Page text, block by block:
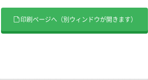
印刷ページへ（別ウィンドウが開きます）